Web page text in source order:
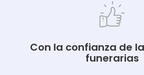
Con la confianza de
funerarias